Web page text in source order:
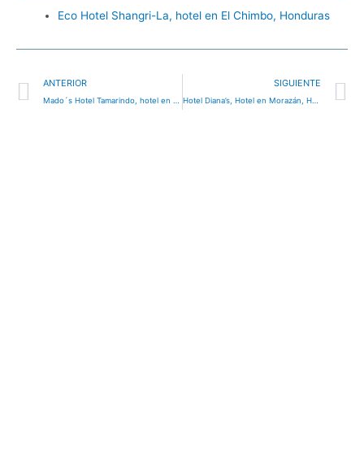
Eco Hotel Shangri-La, hotel en El Chimbo, Honduras
Ant
ANTERIOR SIGUIENTE
Hotel Diana’s, Hotel en Morazán, Honduras